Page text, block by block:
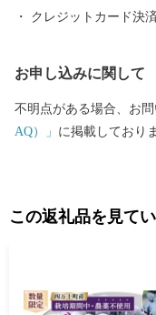
クレジットカード決
お申し込みに関して
不明点がある場合、お
AQ）」 に掲載しており
この返礼品を見て